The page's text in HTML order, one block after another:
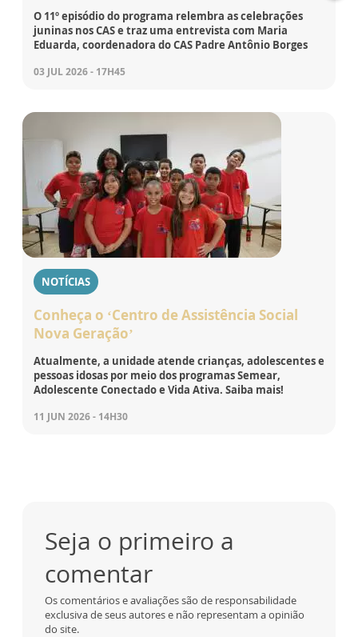
O 11º episódio do programa relembra as celebrações
juninas nos CAS e traz uma entrevista com Maria
Eduarda, coordenadora do CAS Padre Antônio Borges
03 JUL 2026 - 17H45
NOTÍCIAS
Conheça o ‘Centro de Assistência Social
Nova Geração’
Atualmente, a unidade atende crianças, adolescentes e
pessoas idosas por meio dos programas Semear,
Adolescente Conectado e Vida Ativa. Saiba mais!
11 JUN 2026 - 14H30
Seja o primeiro a
comentar
Os comentários e avaliações são de responsabilidade
exclusiva de seus autores e não representam a opinião
do site.